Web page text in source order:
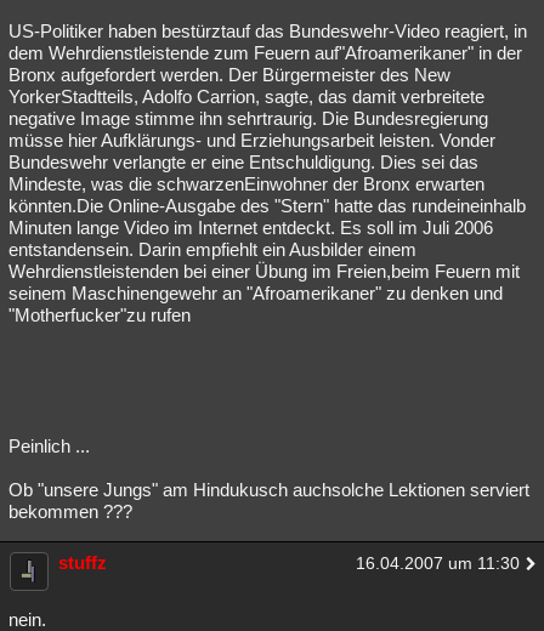
US-Politiker haben bestürztauf das Bundeswehr-Video reagiert, in
dem Wehrdienstleistende zum Feuern auf"Afroamerikaner" in der
Bronx aufgefordert werden. Der Bürgermeister des New
YorkerStadtteils, Adolfo Carrion, sagte, das damit verbreitete
negative Image stimme ihn sehrtraurig. Die Bundesregierung
müsse hier Aufklärungs- und Erziehungsarbeit leisten. Vonder
Bundeswehr verlangte er eine Entschuldigung. Dies sei das
Mindeste, was die schwarzenEinwohner der Bronx erwarten
könnten.Die Online-Ausgabe des "Stern" hatte das rundeineinhalb
Minuten lange Video im Internet entdeckt. Es soll im Juli 2006
entstandensein. Darin empfiehlt ein Ausbilder einem
Wehrdienstleistenden bei einer Übung im Freien,beim Feuern mit
seinem Maschinengewehr an "Afroamerikaner" zu denken und
"Motherfucker"zu rufen
Peinlich ...
Ob "unsere Jungs" am Hindukusch auchsolche Lektionen serviert
bekommen ???
stuffz 16.04.2007 um 11:30
nein.